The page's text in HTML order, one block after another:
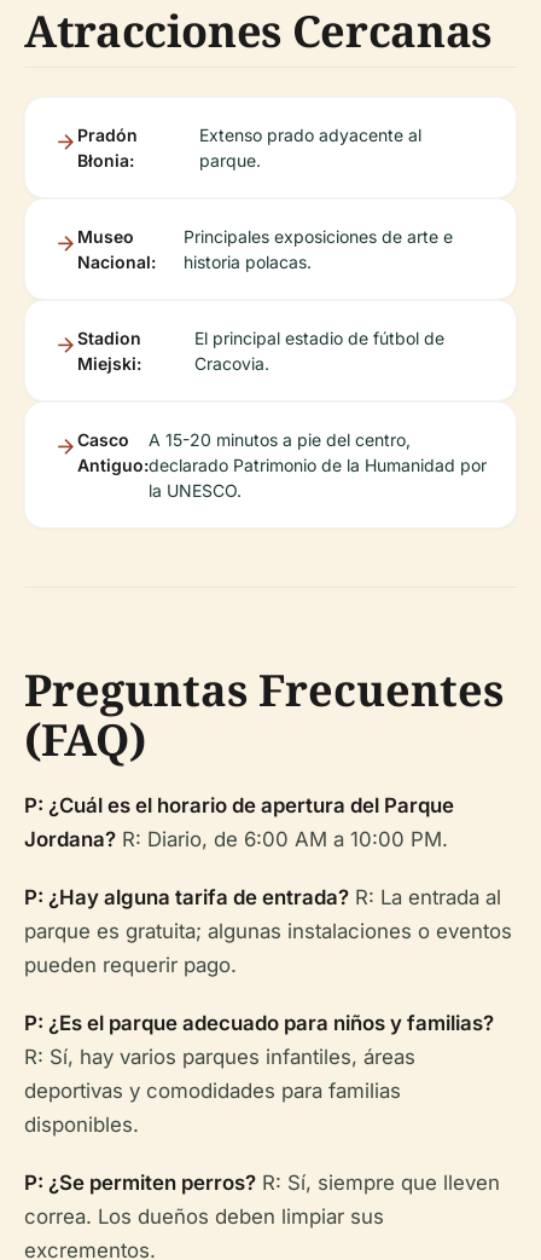
Atracciones Cercanas
Pradón
Błonia:
Extenso prado adyacente al
parque.
Museo
Nacional:
Principales exposiciones de arte e
historia polacas.
Stadion
Miejski:
El principal estadio de fútbol de
Cracovia.
Casco
Antiguo:
A 15-20 minutos a pie del centro,
declarado Patrimonio de la Humanidad por
la UNESCO.
Preguntas Frecuentes
(FAQ)
P: ¿Cuál es el horario de apertura del Parque
Jordana? R: Diario, de 6:00 AM a 10:00 PM.
P: ¿Hay alguna tarifa de entrada? R: La entrada al
parque es gratuita; algunas instalaciones o eventos
pueden requerir pago.
P: ¿Es el parque adecuado para niños y familias?
R: Sí, hay varios parques infantiles, áreas
deportivas y comodidades para familias
disponibles.
P: ¿Se permiten perros? R: Sí, siempre que lleven
correa. Los dueños deben limpiar sus
excrementos.